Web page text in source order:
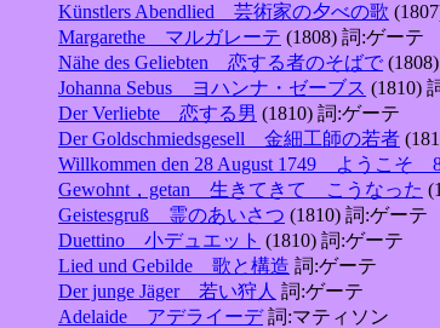
Künstlers Abendlied 芸術家の夕べの歌
Margarethe マルガレーテ (1808) 詞:ゲーテ
Nähe des Geliebten 恋する者のそばで
Johanna Sebus ヨハンナ・ゼーブス (1810)
Der Verliebte 恋する男 (1810) 詞:ゲーテ
Der Goldschmiedsgesell 金細工師の若者
Willkommen den 28 August 1749 ようこそ
Gewohnt，getan 生きてきて こうなった
Geistesgruß 霊のあいさつ (1810) 詞:ゲーテ
Duettino 小デュエット (1810) 詞:ゲーテ
Lied und Gebilde 歌と構造 詞:ゲーテ
Der junge Jäger 若い狩人 詞:ゲーテ
Adelaide アデライーデ詞:マティソン